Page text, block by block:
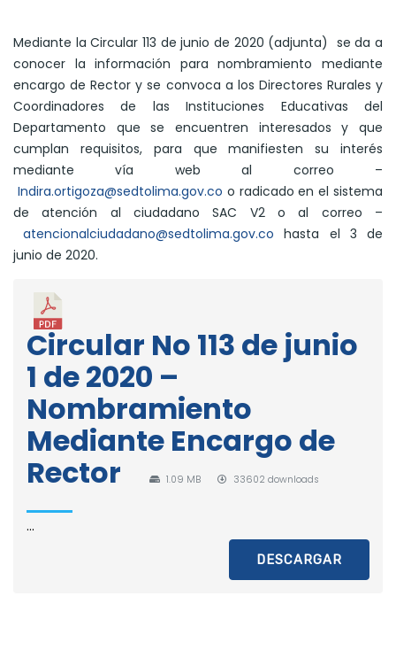
Mediante la Circular 113 de junio de 2020 (adjunta) se da a
conocer la información para nombramiento mediante
encargo de Rector y se convoca a los Directores Rurales y
Coordinadores de las Instituciones Educativas del
Departamento que se encuentren interesados y que
cumplan requisitos, para que manifiesten su interés
mediante vía web al correo –
Indira.ortigoza@sedtolima.gov.co o radicado en el sistema
de atención al ciudadano SAC V2 o al correo –
atencionalciudadano@sedtolima.gov.co hasta el 3 de
junio de 2020.
Circular No 113 de junio
1 de 2020 –
Nombramiento
Mediante Encargo de
Rector
1.09 MB 33602 downloads
...
DESCARGAR